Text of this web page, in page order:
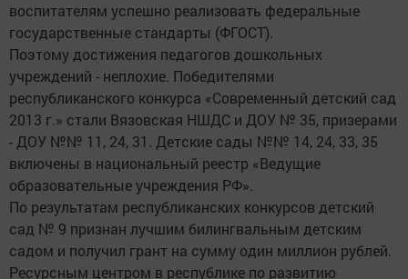
воспитателям успешно реализовать федеральные
государственные стандарты (ФГОСТ).
Поэтому достижения педагогов дошкольных
учреждений - неплохие. Победителями
республиканского конкурса «Современный детский сад
2013 г.» стали Вязовская НШДС и ДОУ № 35, призерами
- ДОУ №№ 11, 24, 31. Детские сады №№ 14, 24, 33, 35
включены в национальный реестр «Ведущие
образовательные учреждения РФ».
По результатам республиканских конкурсов детский
сад № 9 признан лучшим билингвальным детским
садом и получил грант на сумму один миллион рублей.
Ресурсным центром в республике по развитию